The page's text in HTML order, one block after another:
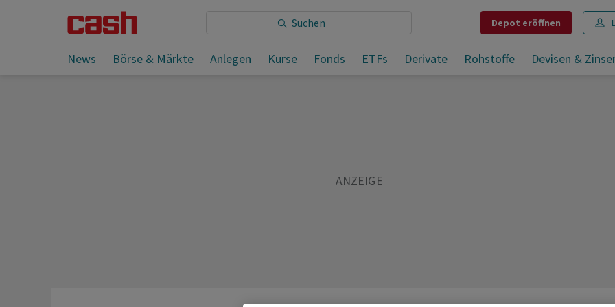
Depot eröffnen
News Börse & Märkte Anlegen Kurse Fonds ETFs Derivate Rohstoffe Devisen &
Sie lesen: Aktien Europa: Erholung verliert etwas an Schwung
Teilen Merken Drucken Kommentare